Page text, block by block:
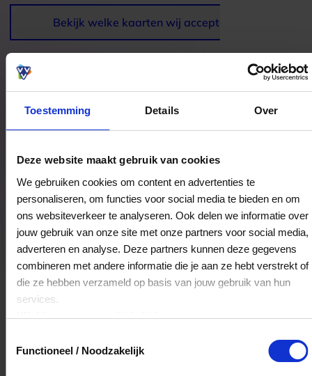
Toestemming Details Over
Deze website maakt gebruik van cookies
We gebruiken cookies om content en advertenties te
personaliseren, om functies voor social media te bieden en om
ons websiteverkeer te analyseren. Ook delen we informatie over
jouw gebruik van onze site met onze partners voor social media,
adverteren en analyse. Deze partners kunnen deze gegevens
combineren met andere informatie die je aan ze hebt verstrekt of
die ze hebben verzameld op basis van jouw gebruik van hun
services.
Klikhiervoor ons cookiebeleid.
Functioneel / Noodzakelijk
Bekijk welke kaarten wij accepteren
Bestedingslocaties
Zeiler
Rapenburgsestraat 32
7131CZ Lichtenvoorde
Veelgestelde Vragen
Ja, je mag het saldo van je VVV